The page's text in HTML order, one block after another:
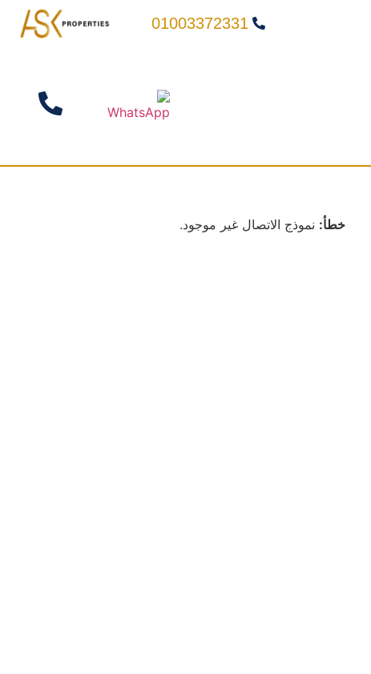
01003372331
خطأ: نموذج الاتصال غير موجود.